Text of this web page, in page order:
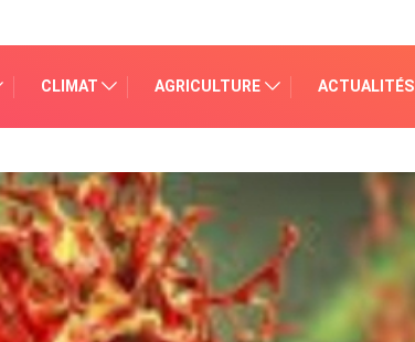
CLIMAT AGRICULTURE ACTUALITÉS